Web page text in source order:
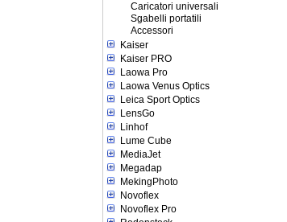
Caricatori universali
Sgabelli portatili
Accessori
Kaiser
Kaiser PRO
Laowa Pro
Laowa Venus Optics
Leica Sport Optics
LensGo
Linhof
Lume Cube
MediaJet
Megadap
MekingPhoto
Novoflex
Novoflex Pro